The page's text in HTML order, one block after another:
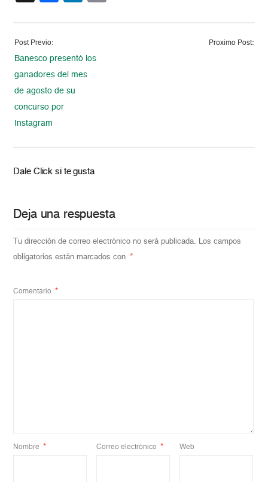
Post Previo:
Banesco presentó los
ganadores del mes
de agosto de su
concurso por
Instagram
Proximo Post:
Dale Click si te gusta
Deja una respuesta
Tu dirección de correo electrónico no será publicada. Los campos
obligatorios están marcados con
*
Comentario *
Nombre * Correo electrónico * Web